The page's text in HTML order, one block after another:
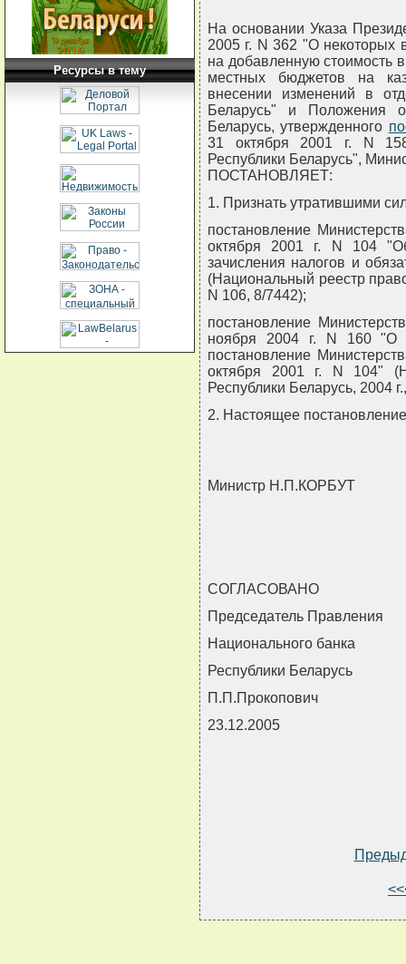
Ресурсы в тему
На основании Указа
2005 г. N 362 "О некоторых
на добавленную стоимость
местных бюджетов на
внесении изменений в
Беларусь" и Положения
Беларусь, утвержденного
31 октября 2001 г. N
Республики Беларусь",
ПОСТАНОВЛЯЕТ:
1. Признать утратившими
постановление
октября 2001 г. N 104
зачисления налогов и
(Национальный реестр
N 106, 8/7442);
постановление
ноября 2004 г. N 160 "О
постановление
октября 2001 г. N 104"
Республики Беларусь, 2004
2. Настоящее
Министр Н.П.КОРБУТ
СОГЛАСОВАНО
Председатель Правления
Национального банка
Республики Беларусь
П.П.Прокопович
23.12.2005